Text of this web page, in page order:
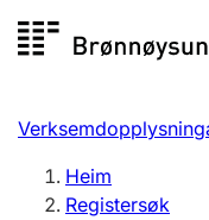
Registersøk
Aksjeselskap
Heim
Registersøk